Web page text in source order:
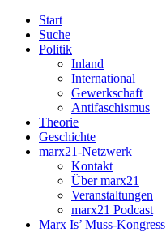
Start
Suche
Politik
Inland
International
Gewerkschaft
Antifaschismus
Theorie
Geschichte
marx21-Netzwerk
Kontakt
Über marx21
Veranstaltungen
marx21 Podcast
Marx Is’ Muss-Kongress